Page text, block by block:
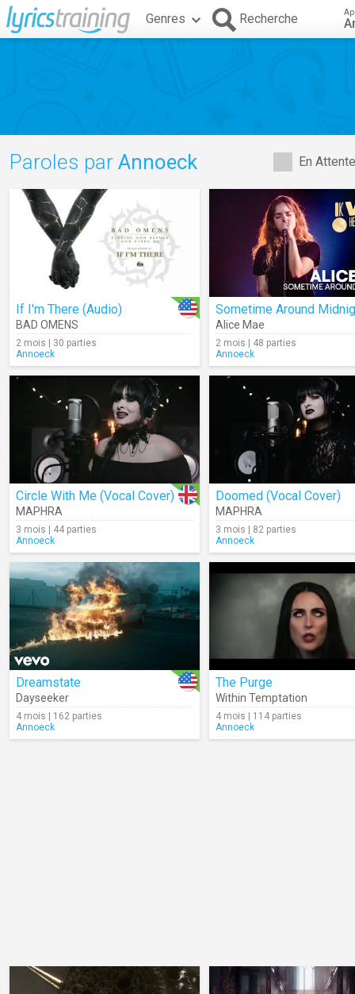
Genres Recherche
En
Paroles par Annoeck
If I'm There (Audio)
BAD OMENS
2 mois | 30 parties
Annoeck
Alice Mae
2 mois | 48 parties
Annoeck
Circle With Me (Vocal Cover)
MAPHRA
3 mois | 44 parties
Annoeck
Doomed (Vocal Cover)
MAPHRA
3 mois | 82 parties
Annoeck
Dreamstate
Dayseeker
4 mois | 162 parties
Annoeck
The Purge
Within Temptation
4 mois | 114 parties
Annoeck